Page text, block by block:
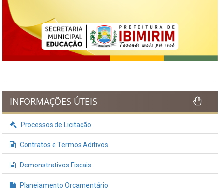
INFORMAÇÕES ÚTEIS
Processos de Licitação
Contratos e Termos Aditivos
Demonstrativos Fiscais
Planejamento Orçamentário